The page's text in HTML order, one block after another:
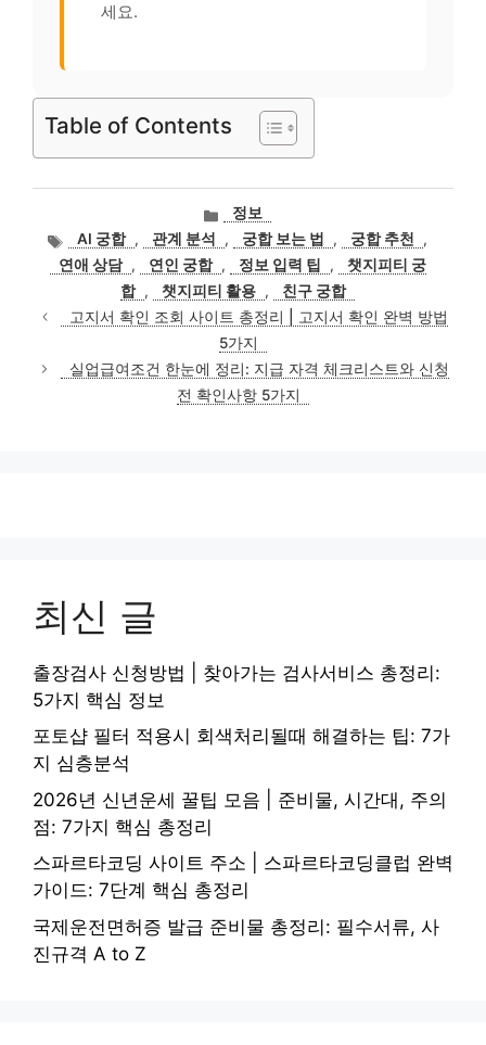
세요.
Table of Contents
카
고
리
정보
태
그
AI 궁합 , 관계 분석 , 궁합 보는 법 , 궁합 추천
,
연애 상담 , 연인 궁합 , 정보 입력 팁 ,
챗지피티 궁
합 , 챗지피티 활용 ,
친구 궁합
고지서 확인 조회 사이트 총정리 | 고지서 확인 완벽 방법
5가지
실업급여조건 한눈에 정리: 지급 자격 체크리스트와 신청
전 확인사항 5가지
최신 글
출장검사 신청방법 | 찾아가는 검사서비스 총정리:
5가지 핵심 정보
포토샵 필터 적용시 회색처리될때 해결하는 팁: 7가
지 심층분석
2026년 신년운세 꿀팁 모음 | 준비물, 시간대, 주의
점: 7가지 핵심 총정리
스파르타코딩 사이트 주소 | 스파르타코딩클럽 완벽
가이드: 7단계 핵심 총정리
국제운전면허증 발급 준비물 총정리: 필수서류, 사
진규격 A to Z